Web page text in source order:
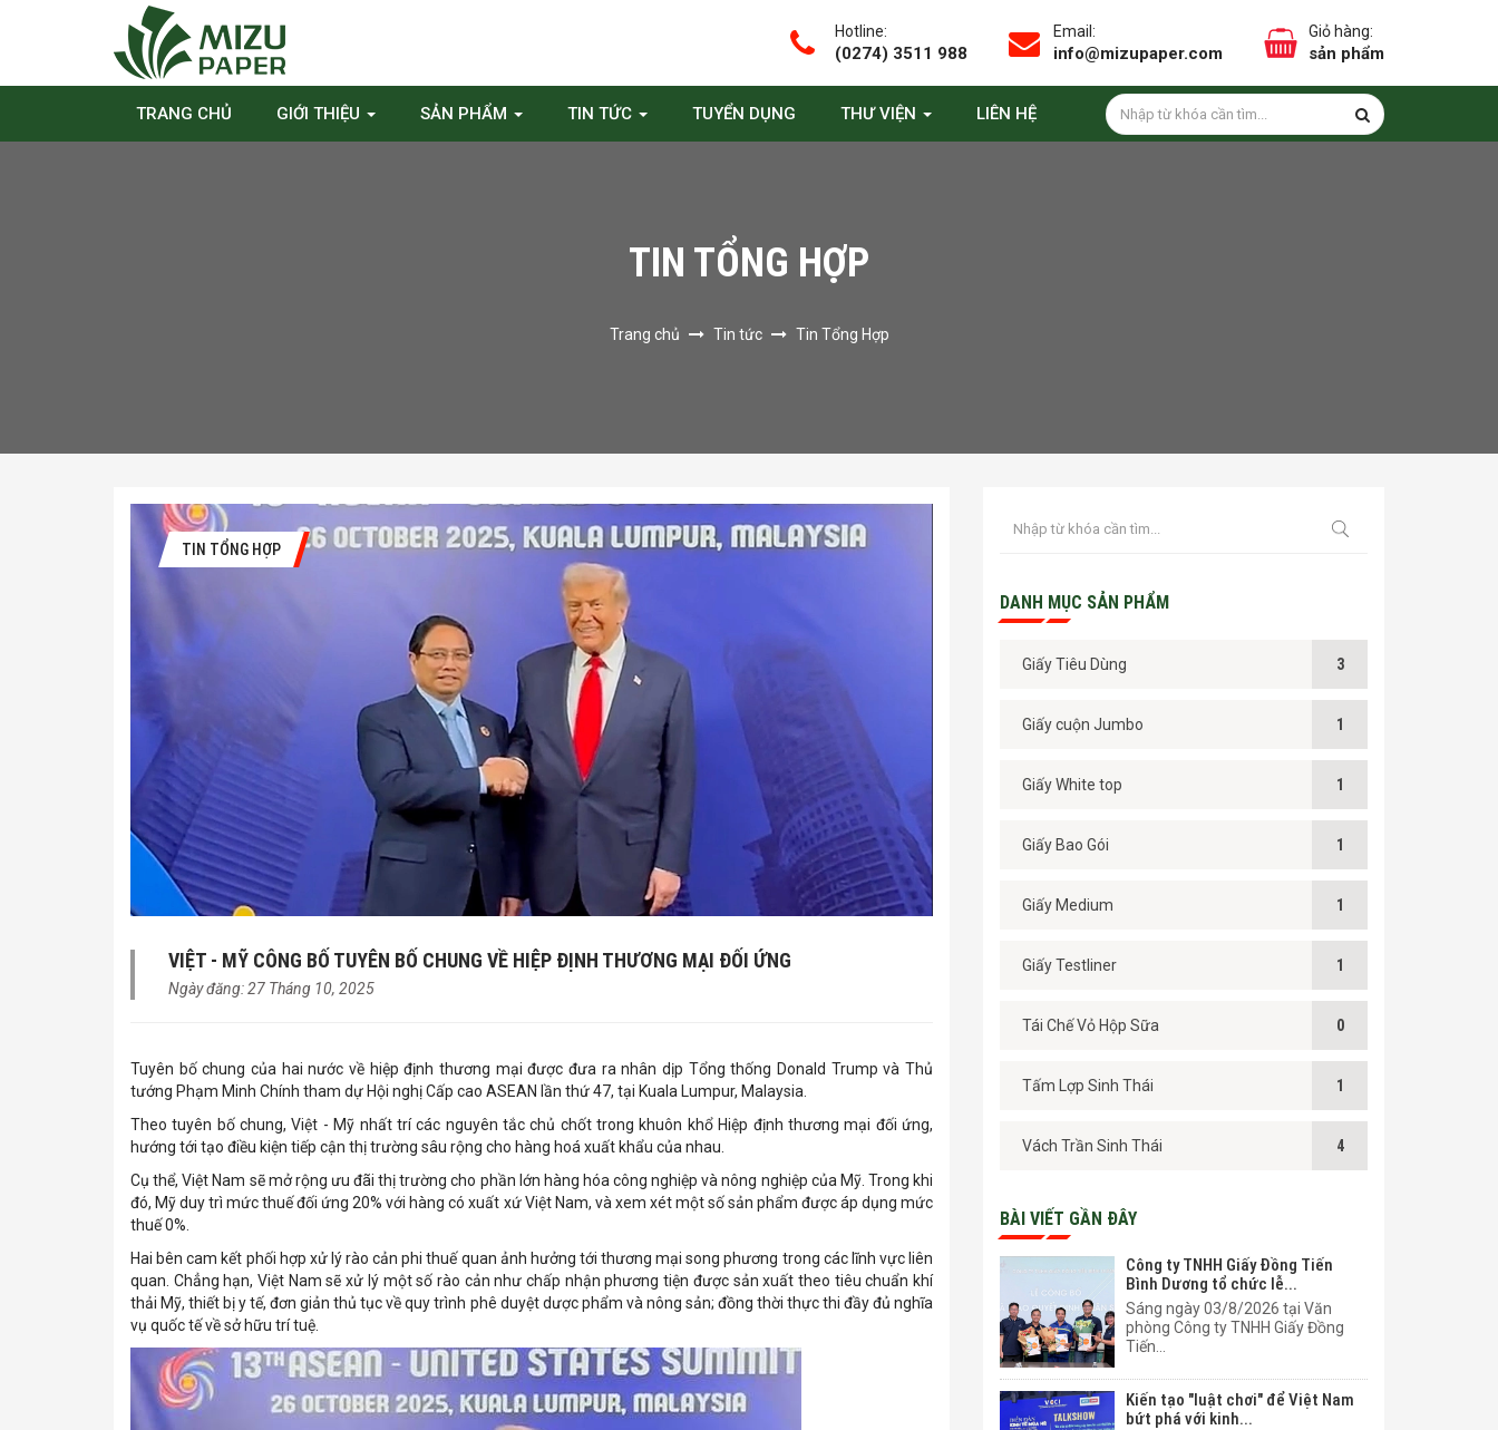
Hotline:
(0274) 3511 988
Email:
info@mizupaper.com
Giỏ hàng:
sản phẩm
TRANG CHỦ GIỚI THIỆU SẢN PHẨM TIN TỨC TUYỂN DỤNG THƯ VIỆN LIÊN HỆ
TIN TỔNG HỢP
Trang chủ Tin tức Tin Tổng Hợp
TIN TỔNG HỢP
VIỆT - MỸ CÔNG BỐ TUYÊN BỐ CHUNG VỀ HIỆP ĐỊNH THƯƠNG MẠI ĐỐI ỨNG
Ngày đăng: 27 Tháng 10, 2025
Tuyên bố chung của hai nước về hiệp định thương mại được đưa ra nhân dịp Tổng thống Donald Trump và Thủ
tướng Phạm Minh Chính tham dự Hội nghị Cấp cao ASEAN lần thứ 47, tại Kuala Lumpur, Malaysia.
Theo tuyên bố chung, Việt - Mỹ nhất trí các nguyên tắc chủ chốt trong khuôn khổ Hiệp định thương mại đối ứng,
hướng tới tạo điều kiện tiếp cận thị trường sâu rộng cho hàng hoá xuất khẩu của nhau.
Cụ thể, Việt Nam sẽ mở rộng ưu đãi thị trường cho phần lớn hàng hóa công nghiệp và nông nghiệp của Mỹ. Trong khi
đó, Mỹ duy trì mức thuế đối ứng 20% với hàng có xuất xứ Việt Nam, và xem xét một số sản phẩm được áp dụng mức
thuế 0%.
Hai bên cam kết phối hợp xử lý rào cản phi thuế quan ảnh hưởng tới thương mại song phương trong các lĩnh vực liên
quan. Chẳng hạn, Việt Nam sẽ xử lý một số rào cản như chấp nhận phương tiện được sản xuất theo tiêu chuẩn khí
thải Mỹ, thiết bị y tế, đơn giản thủ tục về quy trình phê duyệt dược phẩm và nông sản; đồng thời thực thi đầy đủ nghĩa
vụ quốc tế về sở hữu trí tuệ.
DANH MỤC SẢN PHẨM
Giấy Tiêu Dùng 3
Giấy cuộn Jumbo 1
Giấy White top 1
Giấy Bao Gói 1
Giấy Medium 1
Giấy Testliner 1
Tái Chế Vỏ Hộp Sữa 0
Tấm Lợp Sinh Thái 1
Vách Trần Sinh Thái 4
BÀI VIẾT GẦN ĐÂY
Công ty TNHH Giấy Đồng Tiến
Bình Dương tổ chức lễ...
Sáng ngày 03/8/2026 tại Văn
phòng Công ty TNHH Giấy Đồng
Tiến...
Kiến tạo "luật chơi" để Việt Nam
bứt phá với kinh...